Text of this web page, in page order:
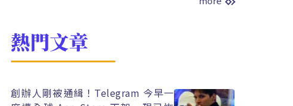
熱門文章
創辦人剛被通緝！Telegram 今早一